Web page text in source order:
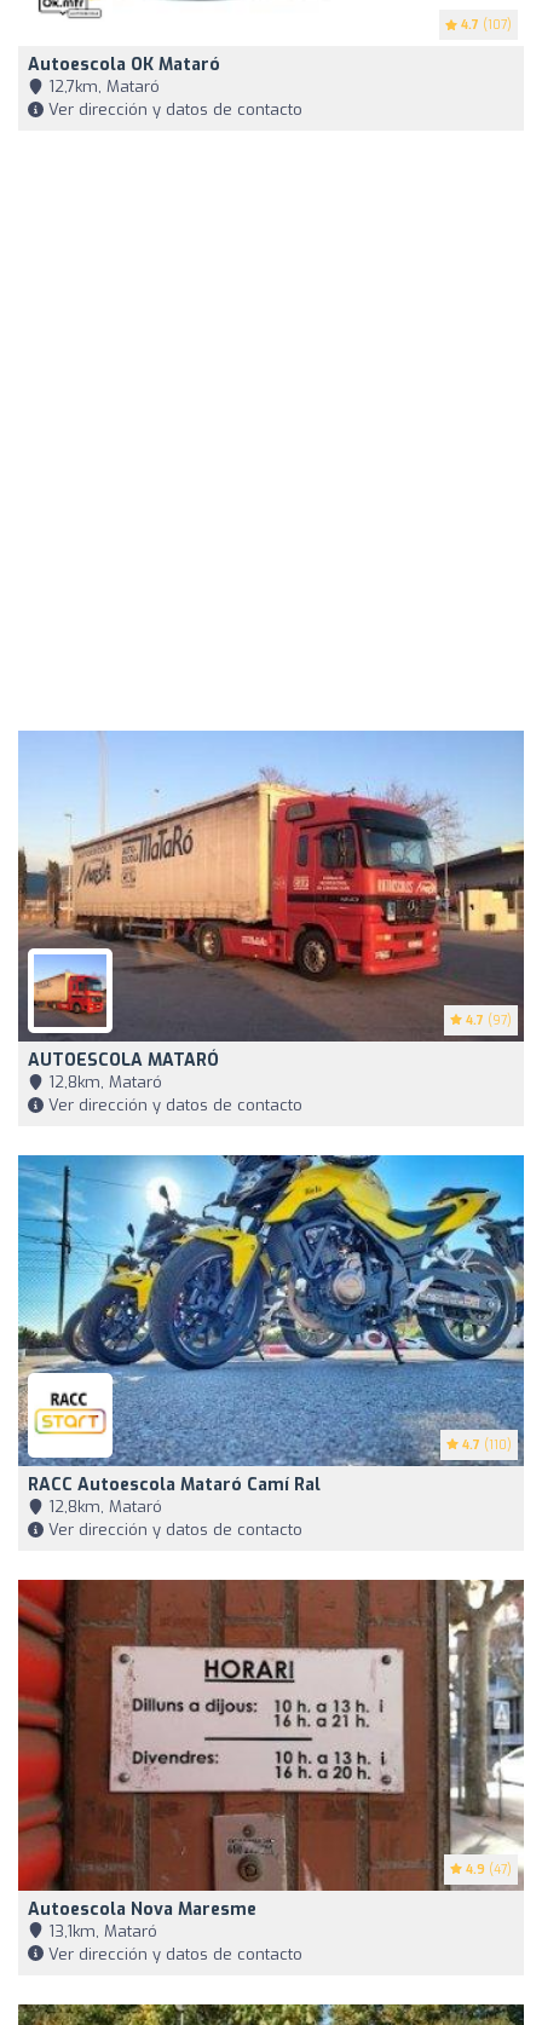
4.7 (107)
Autoescola OK Mataró
12,7km, Mataró
Ver dirección y datos de contacto
4.7 (97)
AUTOESCOLA MATARÓ
12,8km, Mataró
Ver dirección y datos de contacto
4.7 (110)
RACC Autoescola Mataró Camí Ral
12,8km, Mataró
Ver dirección y datos de contacto
4.9 (47)
Autoescola Nova Maresme
13,1km, Mataró
Ver dirección y datos de contacto